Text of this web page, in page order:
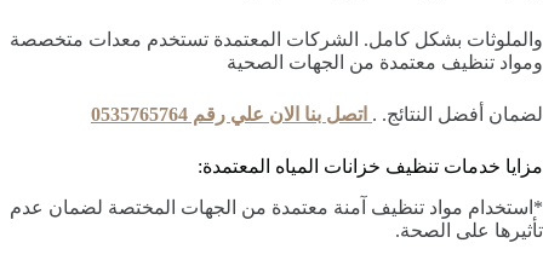
والملوثات بشكل كامل. الشركات المعتمدة تستخدم معدات متخصصة
ومواد تنظيف معتمدة من الجهات الصحية
لضمان أفضل النتائج. . اتصل بنا الان علي رقم 0535765764
مزايا خدمات تنظيف خزانات المياه المعتمدة:
*استخدام مواد تنظيف آمنة معتمدة من الجهات المختصة لضمان عدم
تأثيرها على الصحة.